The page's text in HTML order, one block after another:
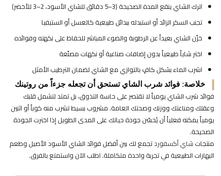
اترك الشاي ينقع المدة الصحيحة (3–5 دقائق للشاي الأسود، 2–3 للأخضر)
تجنب السكر الزائد أو استبدله ببدائل طبيعية كالعسل أو الستيفيا
خزّن الشاي بعيداً عن الرطوبة والضوء المباشر للحفاظ على نكهته وفوائده
اختر شاياً طبيعياً بدون إضافات صناعية أو نكهات مصنّعة
اشرب الماء بشكل كافٍ بالتوازي مع الشاي لضمان الترطيب الأمثل
خلاصة: فوائد شرب الشاي تستحق أن تجعله جزءاً من روتينك
فوائد شرب الشاي يومياً لا تقتصر على حاسة التذوق، بل تمتد لتشمل قلبك
وعقلك ومناعتك ووزنك وصحتك العامة. مشروب بسيط تشرب منه كوباً أو اثنين
يومياً يمكنه فعلياً أن يُحسّن جودة حياتك على المدى الطويل إذا اخترت الجودة
الصحيحة.
منتجات شاي أكسفوردتجمع لك بين أفضل فوائد الشاي الأسود الأصيل وطعم
البهارات الطبيعية في تجربة واحدة متكاملة. اطلب الآن واستمتع بالفرق.